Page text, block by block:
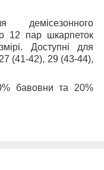
демісезонного
12 пар шкарпеток
Доступні для
(41-42), 29 (43-44),
бавовни та 20%